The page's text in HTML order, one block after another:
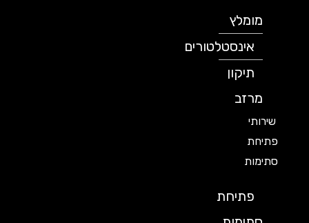
מומלץ
אינסטלטורים
תיקון
מרזב
שירותי
פתיחת
סתימות
פתיחת